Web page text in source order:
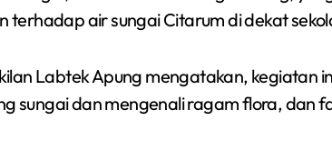
terhadap air sungai Citarum di dekat
Labtek Apung mengatakan, kegiatan
sungai dan mengenali ragam flora, dan
Siswa SMPN 1
Cikarang Selatan